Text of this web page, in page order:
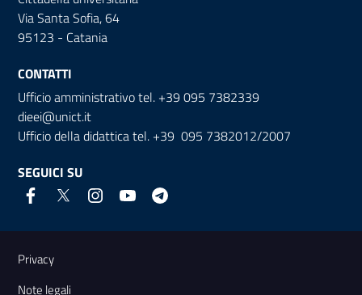
Via Santa Sofia, 64
95123 - Catania
CONTATTI
Ufficio amministrativo tel. +39 095 7382339
dieei@unict.it
Ufficio della didattica tel. +39 095 7382012/2007
SEGUICI SU
Link e informazioni utili
Privacy
Note legali